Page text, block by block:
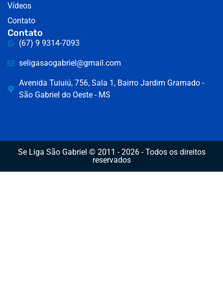
Vídeos
Contato
Contato
(67) 9 9314-7093
seligasaogabriel@gmail.com
Avenida Tuiuiú, 756, Sala 1, Bairro Jardim Gramado -
São Gabriel do Oeste - MS
Se Liga São Gabriel © 2011 - 2026 - Todos os direitos
reservados